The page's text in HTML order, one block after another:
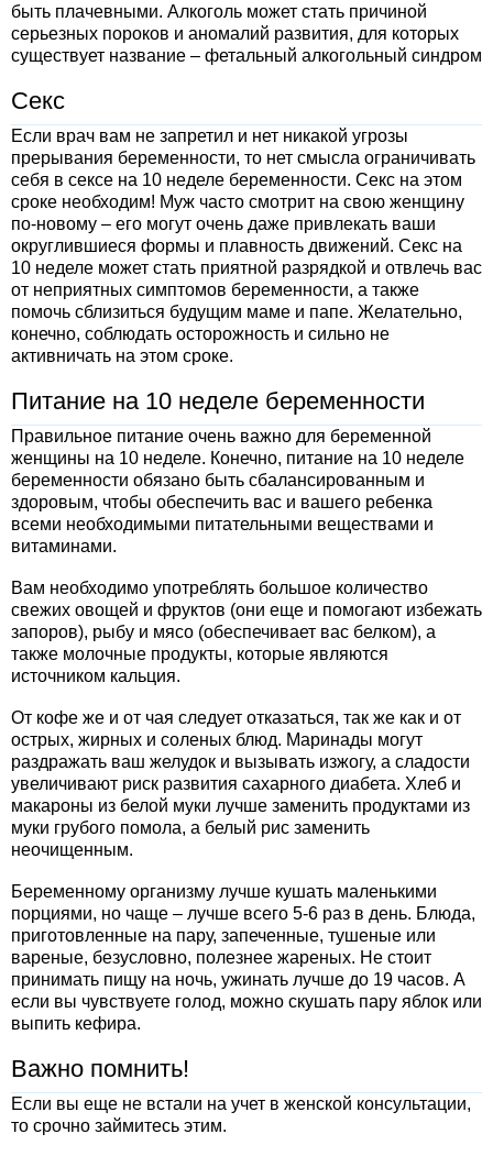
быть плачевными. Алкоголь может стать причиной
серьезных пороков и аномалий развития, для которых
существует название – фетальный алкогольный синдром
Секс
Если врач вам не запретил и нет никакой угрозы
прерывания беременности, то нет смысла ограничивать
себя в сексе на 10 неделе беременности. Секс на этом
сроке необходим! Муж часто смотрит на свою женщину
по-новому – его могут очень даже привлекать ваши
округлившиеся формы и плавность движений. Секс на
10 неделе может стать приятной разрядкой и отвлечь вас
от неприятных симптомов беременности, а также
помочь сблизиться будущим маме и папе. Желательно,
конечно, соблюдать осторожность и сильно не
активничать на этом сроке.
Питание на 10 неделе беременности
Правильное питание очень важно для беременной
женщины на 10 неделе. Конечно, питание на 10 неделе
беременности обязано быть сбалансированным и
здоровым, чтобы обеспечить вас и вашего ребенка
всеми необходимыми питательными веществами и
витаминами.
Вам необходимо употреблять большое количество
свежих овощей и фруктов (они еще и помогают избежать
запоров), рыбу и мясо (обеспечивает вас белком), а
также молочные продукты, которые являются
источником кальция.
От кофе же и от чая следует отказаться, так же как и от
острых, жирных и соленых блюд. Маринады могут
раздражать ваш желудок и вызывать изжогу, а сладости
увеличивают риск развития сахарного диабета. Хлеб и
макароны из белой муки лучше заменить продуктами из
муки грубого помола, а белый рис заменить
неочищенным.
Беременному организму лучше кушать маленькими
порциями, но чаще – лучше всего 5-6 раз в день. Блюда,
приготовленные на пару, запеченные, тушеные или
вареные, безусловно, полезнее жареных. Не стоит
принимать пищу на ночь, ужинать лучше до 19 часов. А
если вы чувствуете голод, можно скушать пару яблок или
выпить кефира.
Важно помнить!
Если вы еще не встали на учет в женской консультации,
то срочно займитесь этим.